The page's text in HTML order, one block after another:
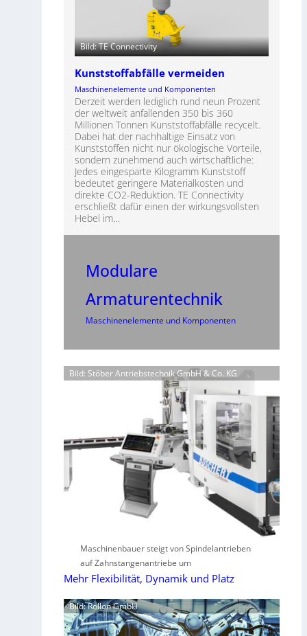
Bild: TE Connectivity
Kunststoffabfälle vermeiden
Maschinenelemente und Komponenten
Derzeit werden lediglich rund neun Prozent
der weltweit anfallenden 350 bis 360
Millionen Tonnen Kunststoffabfälle recycelt.
Dabei hat der nachhaltige Einsatz von
Kunststoffen nicht nur ökologische Vorteile,
sondern zunehmend auch wirtschaftliche:
Jedes eingesparte Kilogramm Kunststoff
bedeutet geringere Materialkosten und
direkte CO2-Reduktion. TE Connectivity
erschließt dafür einen der wirkungsvollsten
Hebel im…
Modulare
Armaturentechnik
Maschinenelemente und Komponenten
Bild: Stöber Antriebstechnik GmbH & Co. KG
Maschinenbauer steigt von Spindelantrieben
auf Zahnstangenantriebe um
Mehr Flexibilität, Dynamik und Platz
Bild: Rollon GmbH